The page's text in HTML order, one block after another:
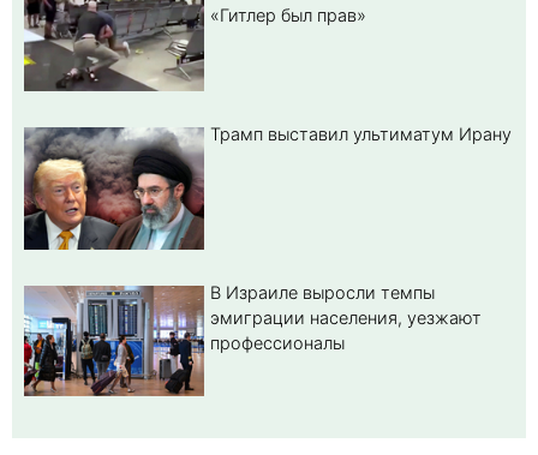
«Гитлер был прав»
Трамп выставил ультиматум Ирану
В Израиле выросли темпы
эмиграции населения, уезжают
профессионалы